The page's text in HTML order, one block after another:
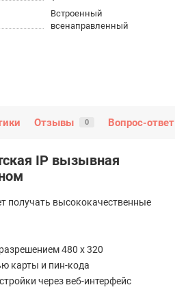
Встроенный
всенаправленный
Отзывы 0 Вопрос-ответ
IP вызывная
получать высококачественные
480 x 320
карты и пин-кода
через веб-интерфейс